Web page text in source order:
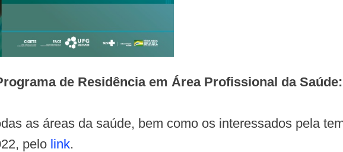
de Residência em Área Profissional da
as áreas da saúde, bem como os interessados pela
pelo link.